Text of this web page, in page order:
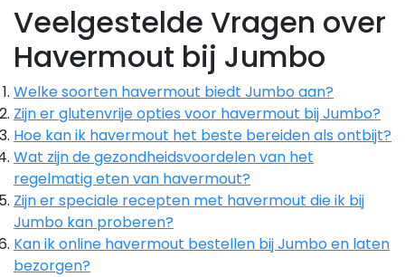
Veelgestelde Vragen over
Havermout bij Jumbo
Welke soorten havermout biedt Jumbo aan?
Zijn er glutenvrije opties voor havermout bij Jumbo?
Hoe kan ik havermout het beste bereiden als ontbijt?
Wat zijn de gezondheidsvoordelen van het
regelmatig eten van havermout?
Zijn er speciale recepten met havermout die ik bij
Jumbo kan proberen?
Kan ik online havermout bestellen bij Jumbo en laten
bezorgen?